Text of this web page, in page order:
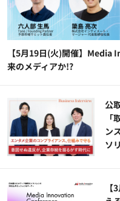
【5月19日(火)開催】
来のメディアか!?
公​​
ン
ソ